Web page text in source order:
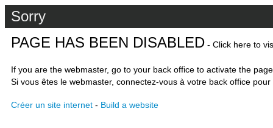
Sorry
PAGE HAS BEEN DISABLED - Click here to
If you are the webmaster, go to your back office to activate the
Si vous êtes le webmaster, connectez-vous à votre back office
Créer un site internet - Build a website